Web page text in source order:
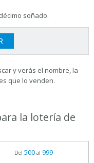
soñado.
y verás el nombre, la
que lo venden.
la lotería de
Del 500al 999